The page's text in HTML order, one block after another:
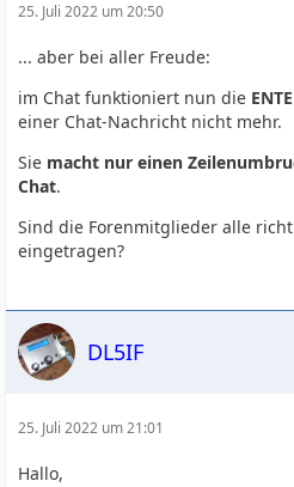
25. Juli 2022 um 20:50
... aber bei aller Freude:
im Chat funktioniert nun die
einer Chat-Nachricht nicht mehr.
Sie macht nur einen
Chat.
Sind die Forenmitglieder alle
eingetragen?
DL5IF
25. Juli 2022 um 21:01
Hallo,